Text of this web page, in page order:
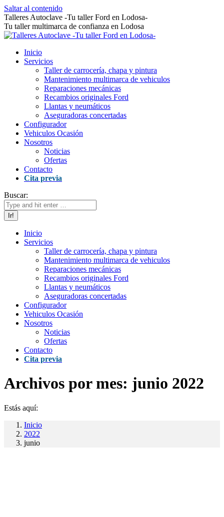
Saltar al contenido
Talleres Autoclave -Tu taller Ford en Lodosa-
Tu taller multimarca de confianza en Lodosa
Inicio
Servicios
Taller de carrocería, chapa y pintura
Mantenimiento multimarca de vehiculos
Reparaciones mecánicas
Recambios originales Ford
Llantas y neumáticos
Aseguradoras concertadas
Configurador
Vehiculos Ocasión
Nosotros
Noticias
Ofertas
Contacto
Cita previa
Buscar:
Inicio
Servicios
Taller de carrocería, chapa y pintura
Mantenimiento multimarca de vehiculos
Reparaciones mecánicas
Recambios originales Ford
Llantas y neumáticos
Aseguradoras concertadas
Configurador
Vehiculos Ocasión
Nosotros
Noticias
Ofertas
Contacto
Cita previa
Archivos por mes: junio 2022
Estás aquí:
Inicio
2022
junio